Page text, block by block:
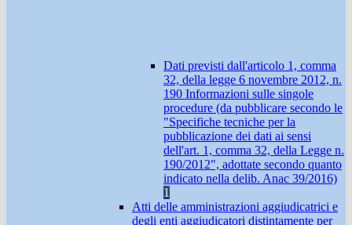
Dati previsti dall'articolo 1, comma
32, della legge 6 novembre 2012, n.
190 Informazioni sulle singole
procedure (da pubblicare secondo le
"Specifiche tecniche per la
pubblicazione dei dati ai sensi
dell'art. 1, comma 32, della Legge n.
190/2012", adottate secondo quanto
indicato nella delib. Anac 39/2016)
1
Atti delle amministrazioni aggiudicatrici e
degli enti aggiudicatori distintamente per